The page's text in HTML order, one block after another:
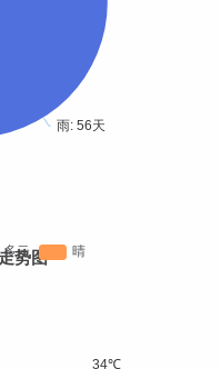
势图